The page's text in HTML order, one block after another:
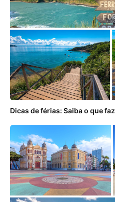
Dicas de férias: Saiba o que